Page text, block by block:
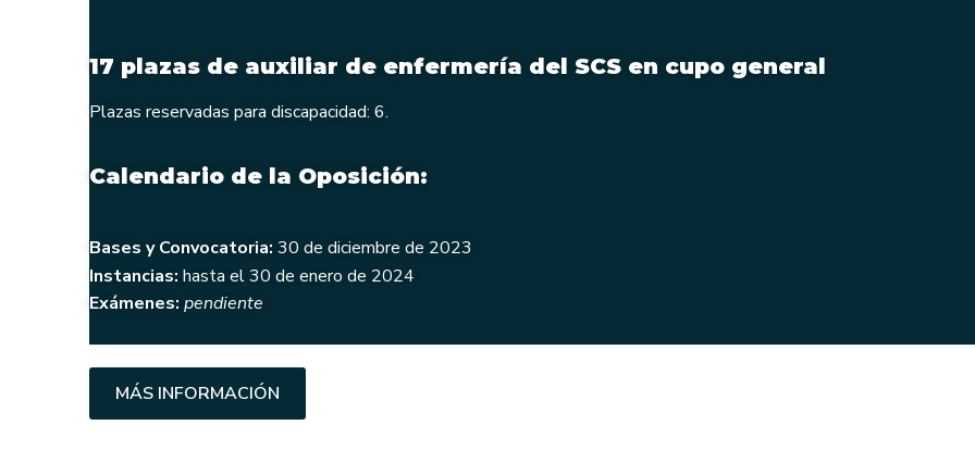
17 plazas de auxiliar de enfermería del SCS en cupo general
Plazas reservadas para discapacidad: 6.
Calendario de la Oposición:
Bases y Convocatoria: 30 de diciembre de 2023
Instancias: hasta el 30 de enero de 2024
Exámenes: pendiente
MÁS INFORMACIÓN